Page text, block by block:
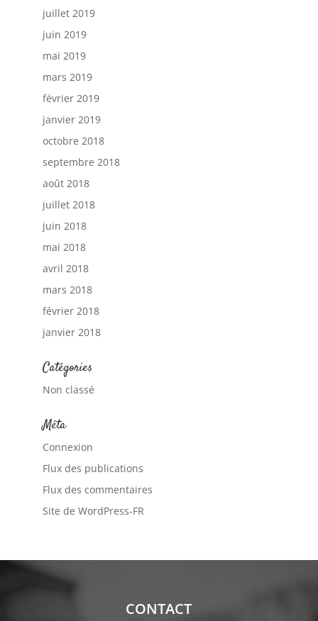
juillet 2019
juin 2019
mai 2019
mars 2019
février 2019
janvier 2019
octobre 2018
septembre 2018
août 2018
juillet 2018
juin 2018
mai 2018
avril 2018
mars 2018
février 2018
janvier 2018
Catégories
Non classé
Méta
Connexion
Flux des publications
Flux des commentaires
Site de WordPress-FR
CONTACT